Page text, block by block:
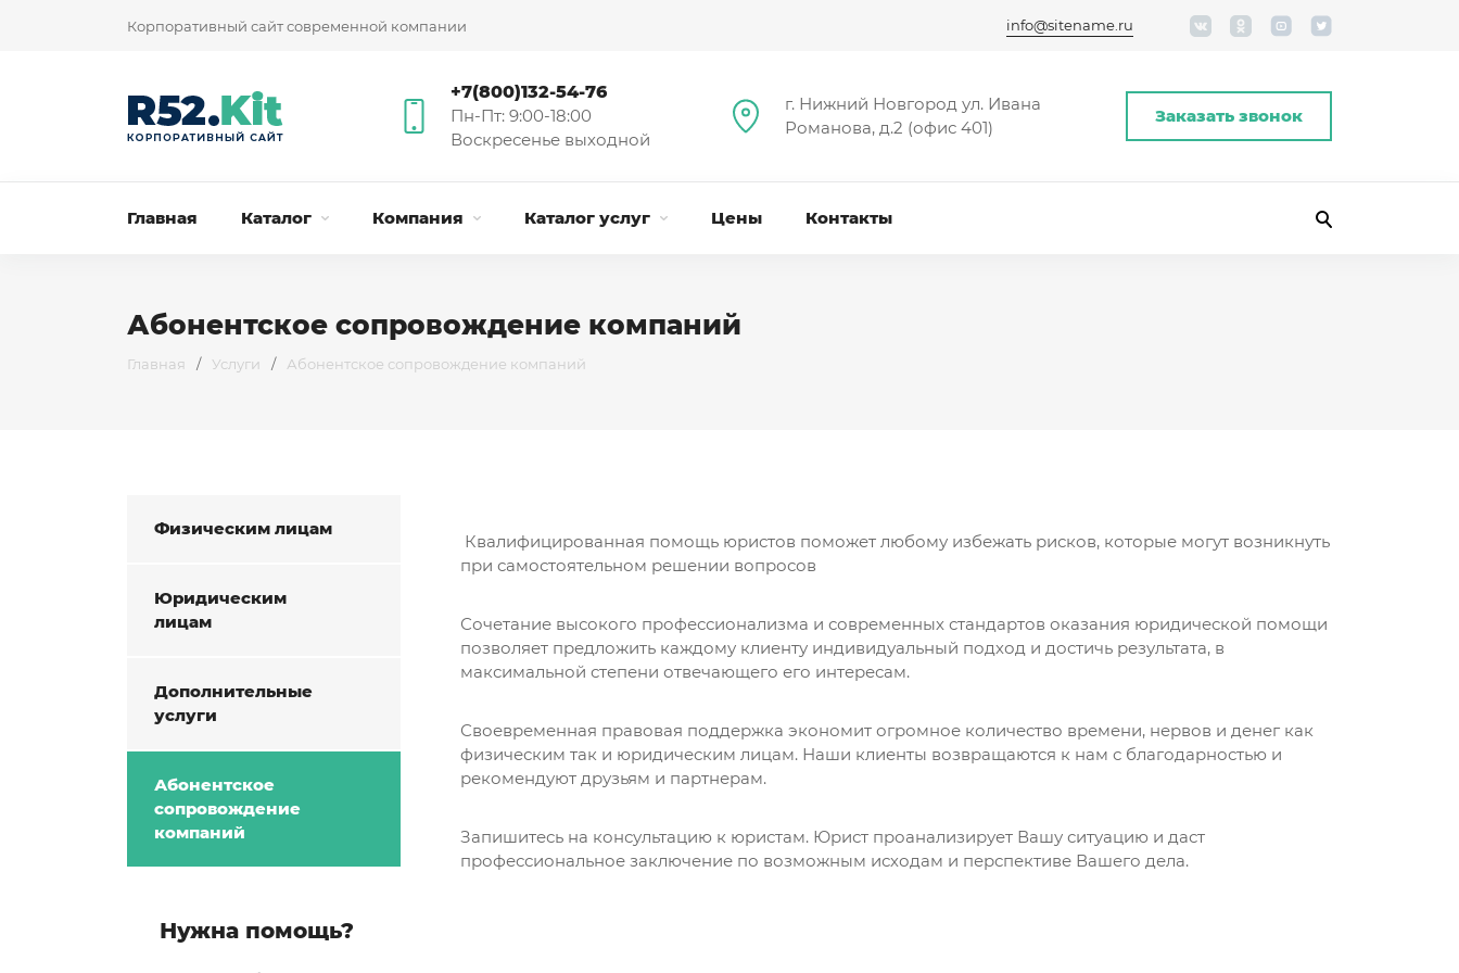
Корпоративный сайт современной компании info@sitename.ru
+7(800)132-54-76
Пн-Пт: 9:00-18:00
Воскресенье выходной
г. Нижний Новгород ул. Ивана
Романова, д.2 (офис 401)
Заказать звонок
Главная Каталог Компания Каталог услуг Цены Контакты
Абонентское сопровождение компаний
Главная / Услуги / Абонентское сопровождение компаний
Физическим лицам
Юридическим
лицам
Дополнительные
услуги
Абонентское
сопровождение
компаний
Нужна помощь?
Квалифицированная помощь юристов поможет любому избежать рисков, которые могут возникнуть
при самостоятельном решении вопросов
Сочетание высокого профессионализма и современных стандартов оказания юридической помощи
позволяет предложить каждому клиенту индивидуальный подход и достичь результата, в
максимальной степени отвечающего его интересам.
Своевременная правовая поддержка экономит огромное количество времени, нервов и денег как
физическим так и юридическим лицам. Наши клиенты возвращаются к нам с благодарностью и
рекомендуют друзьям и партнерам.
Запишитесь на консультацию к юристам. Юрист проанализирует Вашу ситуацию и даст
профессиональное заключение по возможным исходам и перспективе Вашего дела.
обработку персональных данных
Я согласен наобработку персональных данных
Прикрепить фото / до 10 Mb
Я согласен наобработку персональных данных